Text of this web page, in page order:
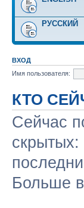
РУССКИЙ
ВХОД
Имя пользователя:
КТО
Сейчас
скрытых:
Больше